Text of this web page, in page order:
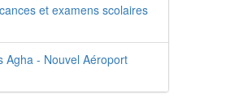
et examens scolaires
Agha - Nouvel Aéroport